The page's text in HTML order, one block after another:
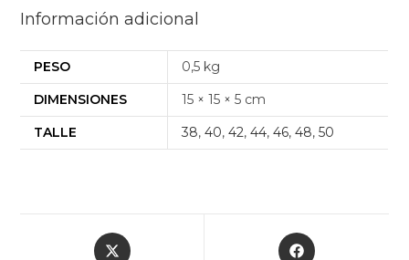
Información adicional
PESO
0,5 kg
DIMENSIONES
15 × 15 × 5 cm
TALLE
38,40,42,44,46,48,50